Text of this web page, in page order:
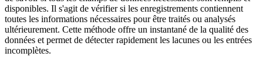
disponibles. Il s'agit de vérifier si les enregistrements contiennent
toutes les informations nécessaires pour être traités ou analysés
ultérieurement. Cette méthode offre un instantané de la qualité des
données et permet de détecter rapidement les lacunes ou les entrées
incomplètes.